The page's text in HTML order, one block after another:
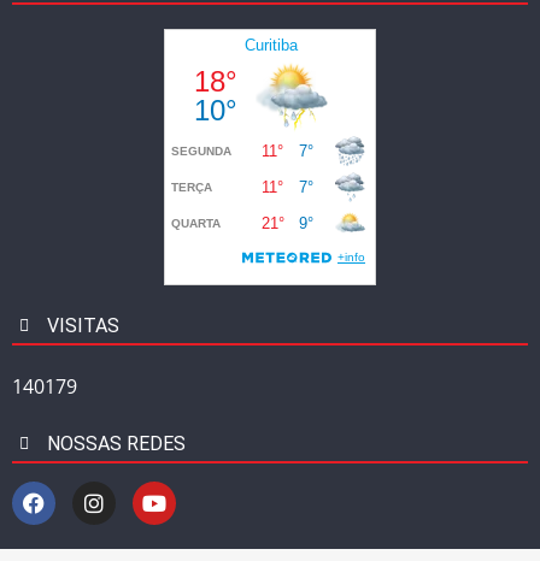
VISITAS
140179
NOSSAS REDES